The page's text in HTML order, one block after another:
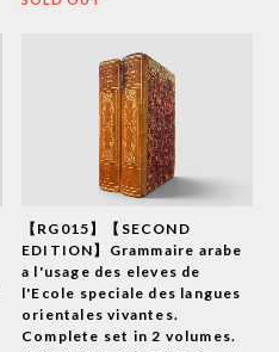
【RG015】【SECOND
EDITION】Grammaire arabe
a l'usage des eleves de
l'Ecole speciale des langues
orientales vivantes.
Complete set in 2 volumes.